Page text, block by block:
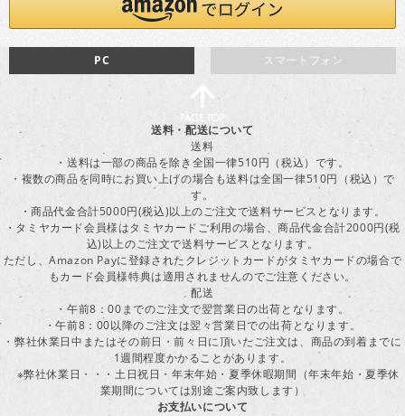
スマートフォン
PC
送料・配送について
送料
・送料は一部の商品を除き全国一律510円（税込）です。
・複数の商品を同時にお買い上げの場合も送料は全国一律510円（税込）で
す。
・商品代金合計5000円(税込)以上のご注文で送料サービスとなります。
・タミヤカード会員様はタミヤカードご利用の場合、商品代金合計2000円(税
込)以上のご注文で送料サービスとなります。
ただし、Amazon Payに登録されたクレジットカードがタミヤカードの場合で
もカード会員様特典は適用されませんのでご注意ください。
配送
・午前8：00までのご注文で翌営業日の出荷となります。
・午前8：00以降のご注文は翌々営業日での出荷となります。
・弊社休業日中またはその前日・前々日に頂いたご注文は、商品の到着までに
1週間程度かかることがあります。
※弊社休業日・・・土日祝日・年末年始・夏季休暇期間（年末年始・夏季休
業期間については別途ご案内致します）
お支払いについて